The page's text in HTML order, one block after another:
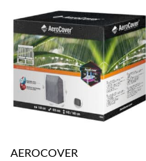
AEROCOVER